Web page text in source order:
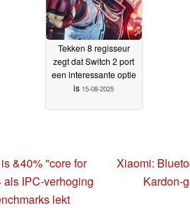
Tekken 8 regisseur
zegt dat Switch 2 port
een interessante optie
is 15-08-2025
&40% "core for
IPC-verhoging
lekt
Xiaomi:
Kardon-